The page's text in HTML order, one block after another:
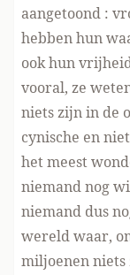
aangetoond :
hebben hun
ook hun
vooral, ze
niets zijn in de
cynische en
het meest
niemand nog
niemand dus
wereld waar,
miljoenen niets